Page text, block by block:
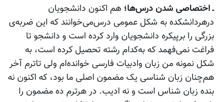
ـ اختصاصی شدن درس‌ها؛ هم اکنون دانشجویان
درهردانشکده به شکل عمومی درس‌می‌خوانند که این ضربه‌ی
بزرگی را برپیکره دانشجویان وارد کرده است و دانشجو تا
فراغت نمی‌فهمد که به‌کدام رشته تحصیل کرده است، به
شکل نمونه من زبان وادبیات فارسی خوانده‌ام ولی تاترم آخر
هم‌چنان زبان شناسی یک مضمون اصلی ما بود، که اکنون نه
بنده زبان شناس است و نه ادیب. در هرترم ده مضمون را